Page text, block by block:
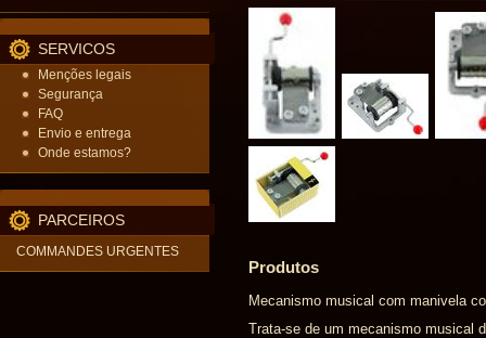
SERVICOS
Menções legais
Segurança
FAQ
Envio e entrega
Onde estamos?
PARCEIROS
COMMANDES URGENTES
Produtos
Mecanismo musical com manivela
Trata-se de um mecanismo musical